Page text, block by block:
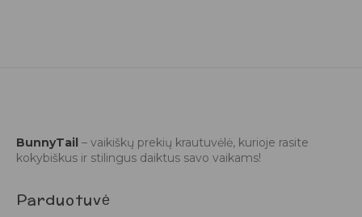
BunnyTail – vaikiškų prekių krautuvėlė, kurioje rasite
kokybiškus ir stilingus daiktus savo vaikams!
Parduotuvė